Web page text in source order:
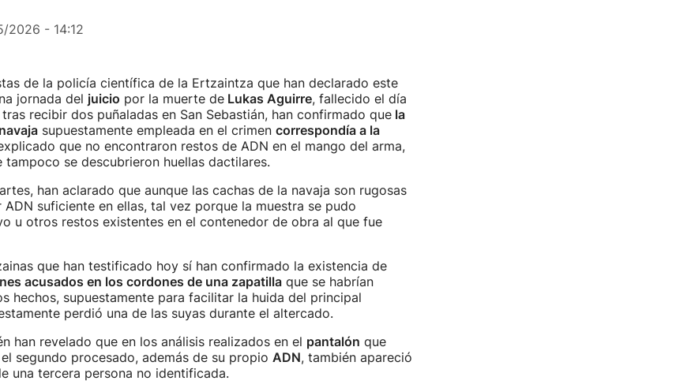
2026 - 14:12
de la policía científica de la Ertzaintza que han declarado este
jornada del juicio por la muerte deLukas Aguirre, fallecido el día
recibir dos puñaladas en San Sebastián, han confirmado quela
supuestamente empleada en el crimen correspondía a la
que no encontraron restos de ADN en el mango del arma,
se descubrieron huellas dactilares.
han aclarado que aunque las cachas de la navaja son rugosas
suficiente en ellas, tal vez porque la muestra se pudo
u otros restos existentes en el contenedor de obra al que fue
que han testificado hoy sí han confirmado la existencia de
acusados en los cordones de una zapatillaque se habrían
hechos, supuestamente para facilitar la huida del principal
perdió una de las suyas durante el altercado.
han revelado que en los análisis realizados en el pantalón que
segundo procesado, además de su propio ADN, también apareció
una tercera persona no identificada.